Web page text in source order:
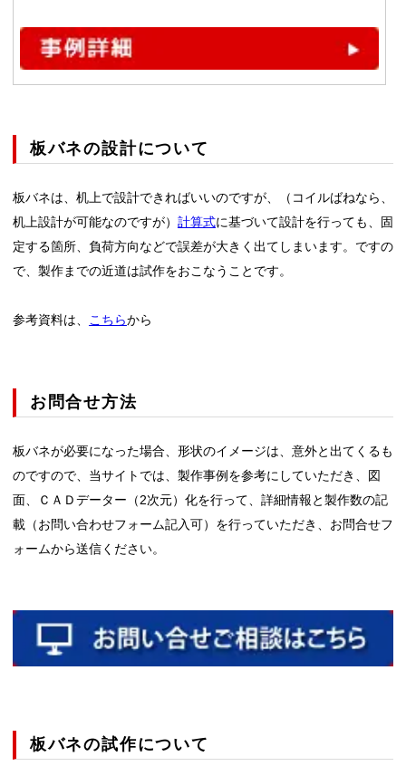
板バネの設計について
板バネは、机上で設計できればいいのですが、（コイルばねなら、
机上設計が可能なのですが） 計算式に基づいて設計を行っても、固
定する箇所、負荷方向などで誤差が大きく出てしまいます。ですの
で、製作までの近道は試作をおこなうことです。
参考資料は、 こちらから
お問合せ方法
板バネが必要になった場合、形状のイメージは、意外と出てくるも
のですので、当サイトでは、製作事例を参考にしていただき、図
面、ＣＡＤデーター（2次元）化を行って、詳細情報と製作数の記
載（お問い合わせフォーム記入可）を行っていただき、お問合せフ
ォームから送信ください。
板バネの試作について